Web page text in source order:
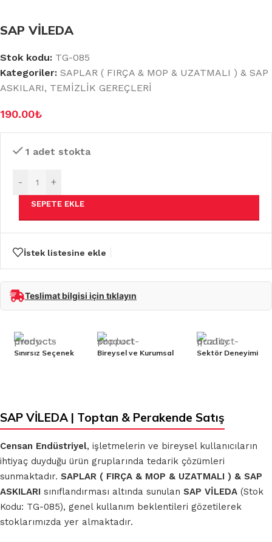
SAP VİLEDA
Stok kodu: TG-085
Kategoriler: SAPLAR ( FIRÇA & MOP & UZATMALI ) & SAP
ASKILARI, TEMİZLİK GEREÇLERİ
190.00₺
1 adet stokta
- +
SEPETE EKLE
İstek listesine ekle
Teslimat bilgisi için tıklayın
Sınırsız Seçenek Bireysel ve Kurumsal Sektör Deneyimi
SAP VİLEDA | Toptan & Perakende Satış
Censan Endüstriyel, işletmelerin ve bireysel kullanıcıların
ihtiyaç duyduğu ürün gruplarında tedarik çözümleri
sunmaktadır. SAPLAR ( FIRÇA & MOP & UZATMALI ) & SAP
ASKILARI sınıflandırması altında sunulan SAP VİLEDA (Stok
Kodu: TG-085), genel kullanım beklentileri gözetilerek
stoklarımızda yer almaktadır.